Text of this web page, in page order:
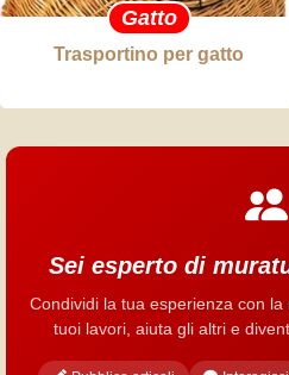
Gatto
Trasportino per gatto
Sei esperto di
Condividi la tua esperienza con
tuoi lavori, aiuta gli altri e